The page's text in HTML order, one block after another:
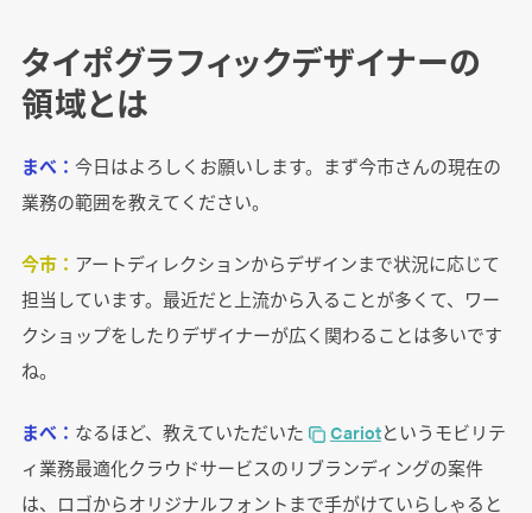
タイポグラフィックデザイナーの
領域とは
まべ： 今日はよろしくお願いします。まず今市さんの現在の
業務の範囲を教えてください。
今市： アートディレクションからデザインまで状況に応じて
担当しています。最近だと上流から入ることが多くて、ワー
クショップをしたりデザイナーが広く関わることは多いです
ね。
まべ： なるほど、教えていただいた Cariotというモビリテ
ィ業務最適化クラウドサービスのリブランディングの案件
は、ロゴからオリジナルフォントまで手がけていらしゃると